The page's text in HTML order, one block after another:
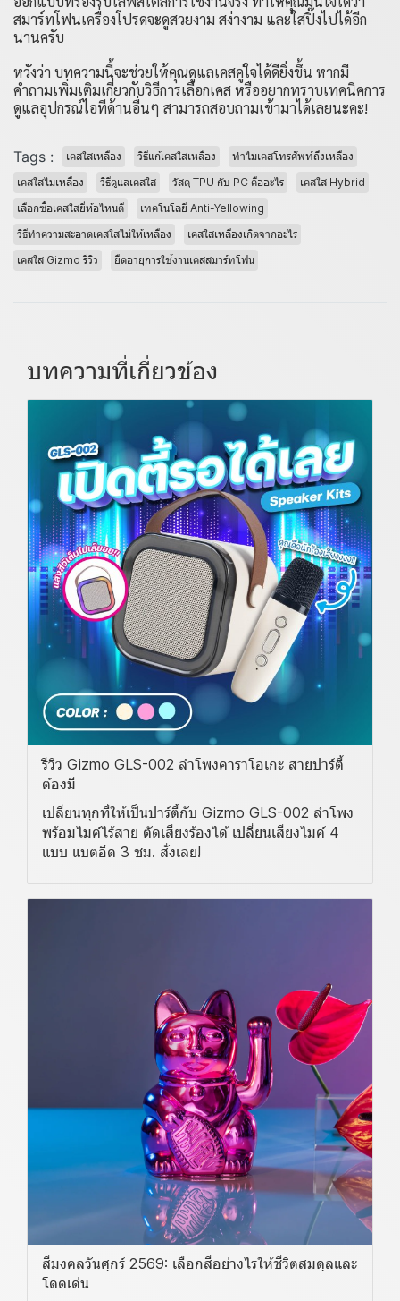
สมาร์ทโฟนเครื่องโปรดจะดูสวยงาม สง่างาม และใสปิ๊งไปได้อีก
นานครับ
หวังว่า บทความนี้จะช่วยให้คุณดูแลเคสคู่ใจได้ดียิ่งขึ้น หากมี
คำถามเพิ่มเติมเกี่ยวกับวิธีการเลือกเคส หรืออยากทราบเทคนิคการ
ดูแลอุปกรณ์ไอทีด้านอื่นๆ สามารถสอบถามเข้ามาได้เลยนะคะ!
Tags : เคสใสเหลือง วิธีแก้เคสใสเหลือง
ทำไมเคสโทรศัพท์ถึงเหลือง
เคสใสไม่เหลือง
วิธีดูแลเคสใส วัสดุ TPU กับ PC คืออะไร
เคสใส Hybrid
เลือกซื้อเคสใสยี่ห้อไหนดี
เทคโนโลยี Anti-Yellowing
วิธีทำความสะอาดเคสใสไม่ให้เหลือง
เคสใสเหลืองเกิดจากอะไร
เคสใส Gizmo รีวิว
ยืดอายุการใช้งานเคสสมาร์ทโฟน
บทความที่เกี่ยวข้อง
รีวิว Gizmo GLS-002 ลำโพงคาราโอเกะ สายปาร์ตี้
ต้องมี
เปลี่ยนทุกที่ให้เป็นปาร์ตี้กับ Gizmo GLS-002 ลำโพง
พร้อมไมค์ไร้สาย ตัดเสียงร้องได้ เปลี่ยนเสียงไมค์ 4
แบบ แบตอึด 3 ชม. สั่งเลย!
สีมงคลวันศุกร์ 2569: เลือกสีอย่างไรให้ชีวิตสมดุลและ
โดดเด่น